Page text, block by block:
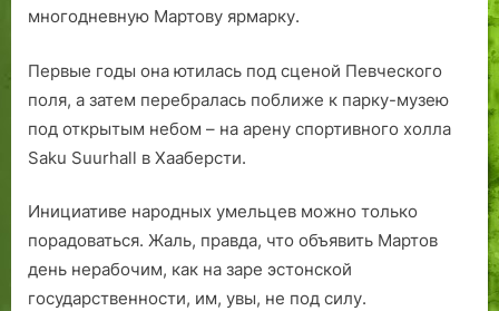
многодневную Мартову ярмарку.
Первые годы она ютилась под сценой Певческого
поля, а затем перебралась поближе к парку-музею
под открытым небом – на арену спортивного холла
Saku Suurhall в Хааберсти.
Инициативе народных умельцев можно только
порадоваться. Жаль, правда, что объявить Мартов
день нерабочим, как на заре эстонской
государственности, им, увы, не под силу.